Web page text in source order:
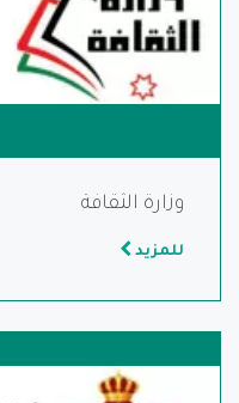
وزارة الثقافة
للمزيد